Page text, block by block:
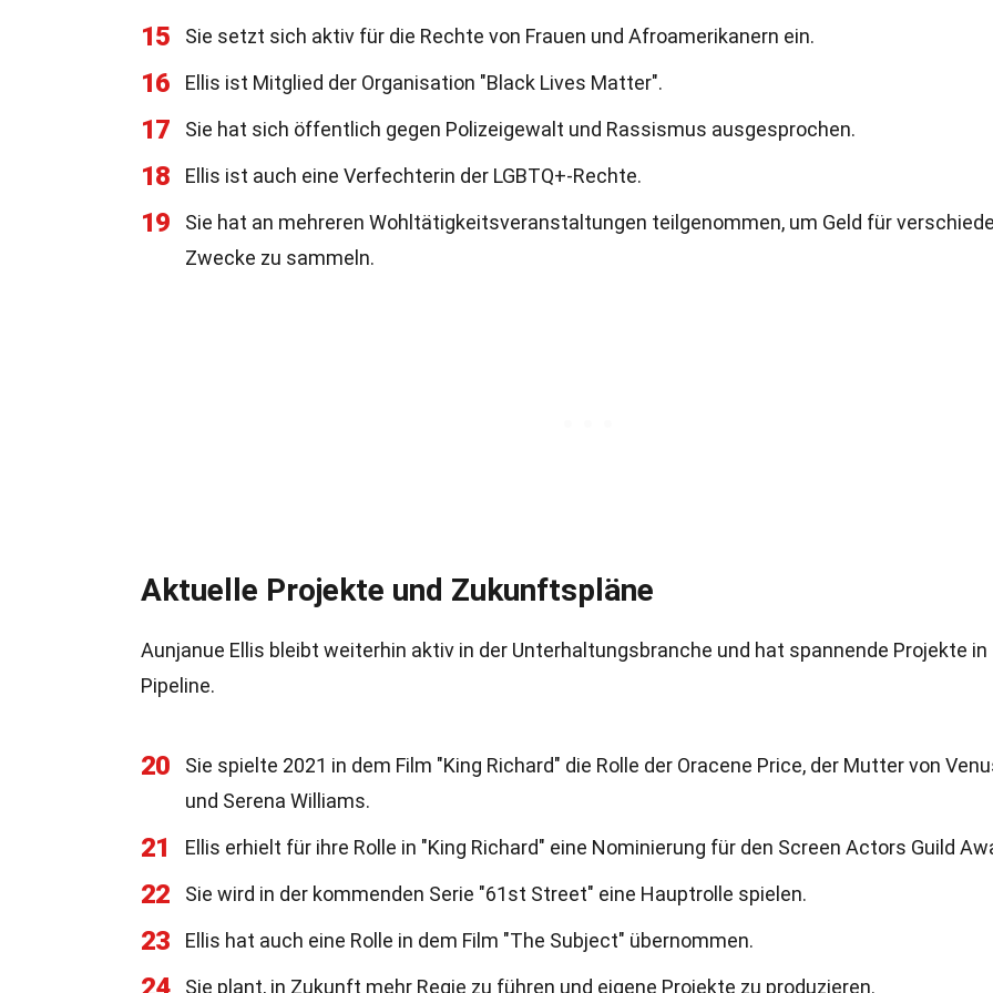
15 Sie setzt sich aktiv für die Rechte von Frauen und Afroamerikanern ein.
16 Ellis ist Mitglied der Organisation "Black Lives Matter".
17 Sie hat sich öffentlich gegen Polizeigewalt und Rassismus ausgesprochen.
18 Ellis ist auch eine Verfechterin der LGBTQ+-Rechte.
19
Sie hat an mehreren Wohltätigkeitsveranstaltungen teilgenommen, um Geld für
Zwecke zu sammeln.
Aktuelle Projekte und Zukunftspläne
Aunjanue Ellis bleibt weiterhin aktiv in der Unterhaltungsbranche und hat spannende Projekte in
Pipeline.
20
Sie spielte 2021 in dem Film "King Richard" die Rolle der Oracene Price, der Mutter von
und Serena Williams.
21 Ellis erhielt für ihre Rolle in "King Richard" eine Nominierung für den Screen Actors Guild
22 Sie wird in der kommenden Serie "61st Street" eine Hauptrolle spielen.
23 Ellis hat auch eine Rolle in dem Film "The Subject" übernommen.
Sie plant, in Zukunft mehr Regie zu führen und eigene Projekte zu produzieren.